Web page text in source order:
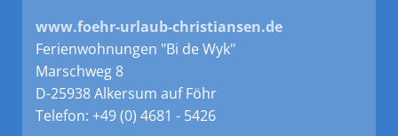
www.foehr-urlaub-christiansen.de
Ferienwohnungen "Bi de Wyk"
Marschweg 8
D-25938 Alkersum auf Föhr
Telefon: +49 (0) 4681 - 5426